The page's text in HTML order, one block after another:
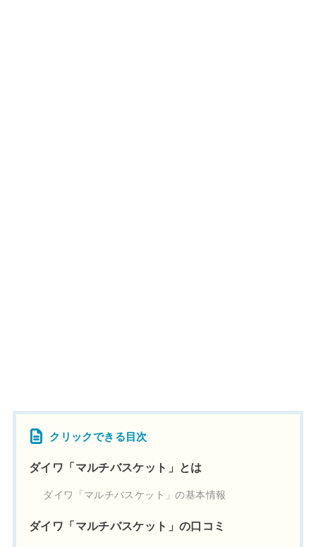
クリックできる目次
ダイワ「マルチバスケット」とは
ダイワ「マルチバスケット」の基本情報
ダイワ「マルチバスケット」の口コミ